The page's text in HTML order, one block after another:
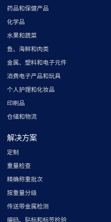
药品和保健产品
化学品
水果和蔬菜
鱼、海鲜和肉类
金属、塑料和电子元件
消费电子产品和玩具
个人护理和化妆品
印刷品
仓储和物流
解决方案
定制
重量检查
精确称重批次
按重量分级
传送带金属检测
编码、贴标和标签检验